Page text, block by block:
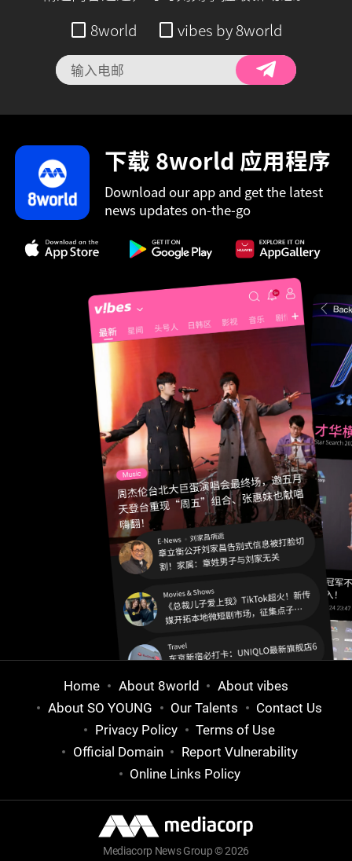
8world
vibes by 8world
下载 8world 应用程序
Download our app and get the latest
news updates on-the-go
Home About 8world
About vibes
About SO YOUNG
Our Talents
Contact Us
Privacy Policy
Terms of Use
Official Domain
Report Vulnerability
Online Links Policy
Mediacorp News Group © 2026